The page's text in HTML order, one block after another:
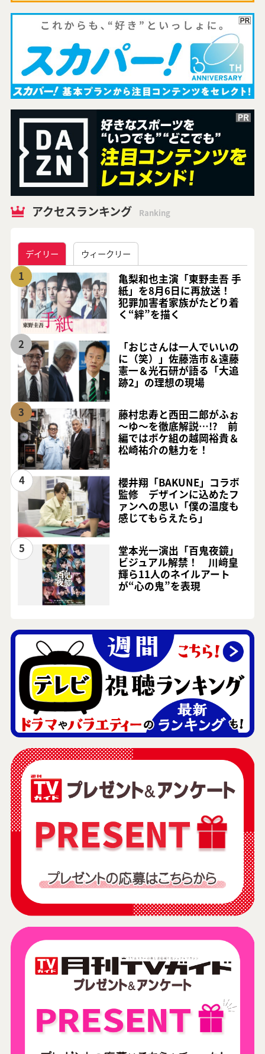
アクセスランキング Ranking
デイリー ウィークリー
1
亀梨和也主演「東野圭吾 手
紙」を8月6日に再放送！
犯罪加害者家族がたどり着
く“絆”を描く
2
「おじさんは一人でいいの
に（笑）」佐藤浩市＆遠藤
憲一＆光石研が語る「大追
跡2」の理想の現場
3
藤村忠寿と西田二郎がふぉ
～ゆ～を徹底解説…!? 前
編ではボケ組の越岡裕貴＆
松崎祐介の魅力を！
4
櫻井翔「BAKUNE」コラボ
監修 デザインに込めたフ
ァンへの思い「僕の温度も
感じてもらえたら」
5
堂本光一演出「百鬼夜鏡」
ビジュアル解禁！ 川﨑皇
輝ら11人のネイルアート
が“心の鬼”を表現